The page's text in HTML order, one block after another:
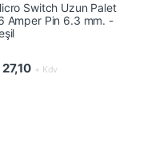
Switch Uzun Palet
Amper Pin 6.3 mm. -
27,10 + Kdv